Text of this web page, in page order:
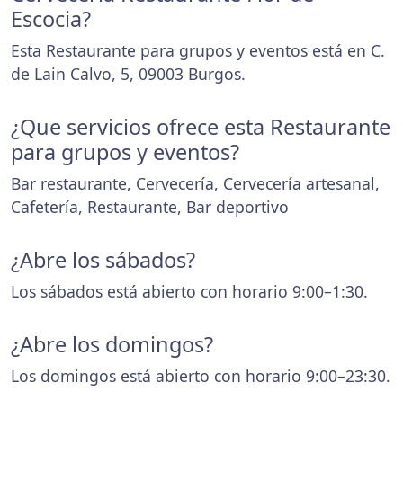
Escocia?
Esta Restaurante para grupos y eventos está en C.
de Lain Calvo, 5, 09003 Burgos.
¿Que servicios ofrece esta Restaurante
para grupos y eventos?
Bar restaurante, Cervecería, Cervecería artesanal,
Cafetería, Restaurante, Bar deportivo
¿Abre los sábados?
Los sábados está abierto con horario 9:00–1:30.
¿Abre los domingos?
Los domingos está abierto con horario 9:00–23:30.